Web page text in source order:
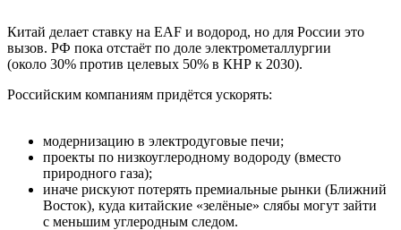
Китай делает ставку на EAF и водород, но для России это
вызов. РФ пока отстаёт по доле электрометаллургии
(около 30% против целевых 50% в КНР к 2030).
Российским компаниям придётся ускорять:
модернизацию в электродуговые печи;
проекты по низкоуглеродному водороду (вместо
природного газа);
иначе рискуют потерять премиальные рынки (Ближний
Восток), куда китайские «зелёные» слябы могут зайти
с меньшим углеродным следом.